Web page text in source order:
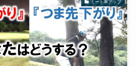
ミート率アップ